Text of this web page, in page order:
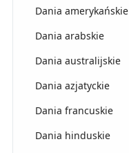
Dania amerykańskie
Dania arabskie
Dania australijskie
Dania azjatyckie
Dania francuskie
Dania hinduskie